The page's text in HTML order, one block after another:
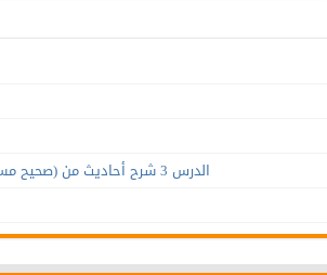
الدرس 3 شرح أحاديث من (صحيح مسلم): كتاب الإيمان 1